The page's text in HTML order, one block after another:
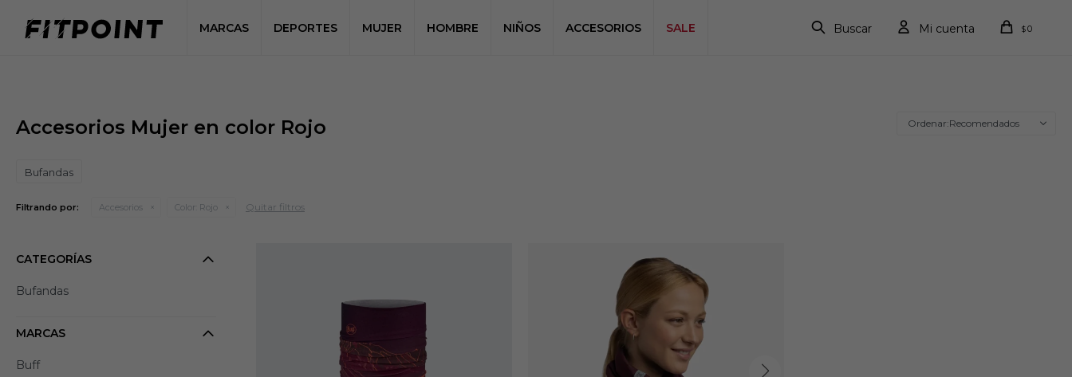
MARCAS DEPORTES MUJER HOMBRE NIÑOS ACCESORIOS SALE $0
Accesorios Mujer en color Rojo Recomendados
Bufandas
Filtrando por: Accesorios Color: Rojo Quitar filtros
CATEGORÍAS
Bufandas
MARCAS
Buff